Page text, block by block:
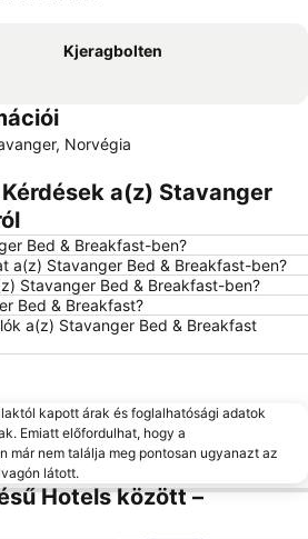
Kjeragbolten
Norvégia
a(z) Stavanger
Bed & Breakfast-ben?
a(z) Stavanger Bed & Breakfast-ben?
Stavanger Bed & Breakfast-ben?
Bed & Breakfast?
a(z) Stavanger Bed & Breakfast
kapott árak és foglalhatósági adatok
Emiatt előfordulhat, hogy a
már nem találja meg pontosan ugyanazt az
látott.
Hotels között –